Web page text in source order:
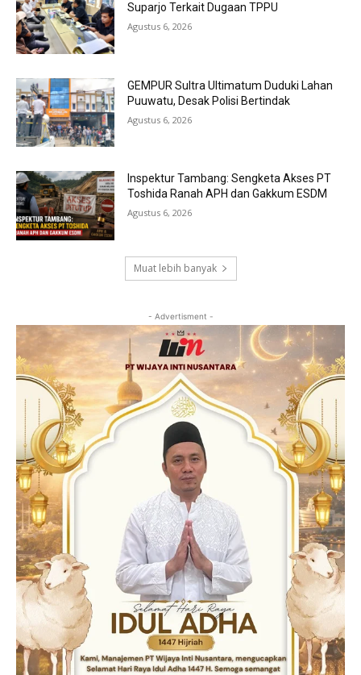
Suparjo Terkait Dugaan TPPU
Agustus 6, 2026
GEMPUR Sultra Ultimatum Duduki Lahan
Puuwatu, Desak Polisi Bertindak
Agustus 6, 2026
Inspektur Tambang: Sengketa Akses PT
Toshida Ranah APH dan Gakkum ESDM
Agustus 6, 2026
Muat lebih banyak
- Advertisment -